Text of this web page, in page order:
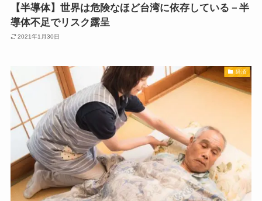
【半導体】世界は危険なほど台湾に依存している－半
導体不足でリスク露呈
2021年1月30日
経済